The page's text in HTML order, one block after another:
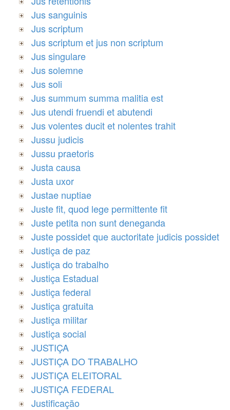
Jus sanguinis
Jus scriptum
Jus scriptum et jus non scriptum
Jus singulare
Jus solemne
Jus soli
Jus summum summa malitia est
Jus utendi fruendi et abutendi
Jus volentes ducit et nolentes trahit
Jussu judicis
Jussu praetoris
Justa causa
Justa uxor
Justae nuptiae
Juste fit, quod lege permittente fit
Juste petita non sunt deneganda
Juste possidet que auctoritate judicis possidet
Justiça de paz
Justiça do trabalho
Justiça Estadual
Justiça federal
Justiça gratuita
Justiça militar
Justiça social
JUSTIÇA
JUSTIÇA DO TRABALHO
JUSTIÇA ELEITORAL
JUSTIÇA FEDERAL
Justificação